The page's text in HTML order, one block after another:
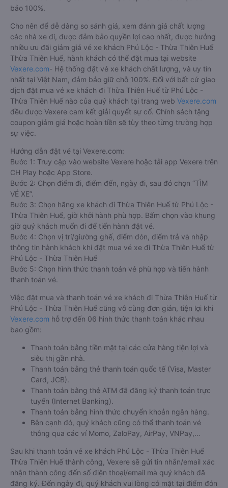
bảo 100%.
Cho nên để dễ dàng so sánh giá, xem đánh giá chất lượng
các nhà xe đi, được đảm bảo quyền lợi cao nhất, được hưởng
nhiều ưu đãi giảm giá vé xe khách Phú Lộc - Thừa Thiên Huế
Thừa Thiên Huế, hành khách có thể đặt mua tại website
Vexere.com- Hệ thống đặt vé xe khách chất lượng, và uy tín
nhất tại Việt Nam, đảm bảo giữ chỗ 100%. Đối với bất cứ giao
dịch đặt mua vé xe khách đi Thừa Thiên Huế từ Phú Lộc -
Thừa Thiên Huế nào của quý khách tại trang web Vexere.com
đều được Vexere cam kết giải quyết sự cố. Chính sách tặng
coupon giảm giá hoặc hoàn tiền sẽ tùy theo từng trường hợp
sự việc.
Hướng dẫn đặt vé tại Vexere.com:
Bước 1: Truy cập vào website Vexere hoặc tải app Vexere trên
CH Play hoặc App Store.
Bước 2: Chọn điểm đi, điểm đến, ngày đi, sau đó chọn “TÌM
VÉ XE”.
Bước 3: Chọn hãng xe khách đi Thừa Thiên Huế từ Phú Lộc -
Thừa Thiên Huế, giờ khởi hành phù hợp. Bấm chọn vào khung
giờ quý khách muốn đi để tiến hành đặt vé.
Bước 4: Chọn vị trí/giường ghế, điểm đón, điểm trả và nhập
thông tin hành khách khi đặt mua vé xe đi Thừa Thiên Huế từ
Phú Lộc - Thừa Thiên Huế
Bước 5: Chọn hình thức thanh toán vé phù hợp và tiến hành
thanh toán vé.
Việc đặt mua và thanh toán vé xe khách đi Thừa Thiên Huế từ
Phú Lộc - Thừa Thiên Huế cũng vô cùng đơn giản, tiện lợi khi
Vexere.com hỗ trợ đến 06 hình thức thanh toán khác nhau
bao gồm:
Thanh toán bằng tiền mặt tại các cửa hàng tiện lợi và
siêu thị gần nhà.
Thanh toán bằng thẻ thanh toán quốc tế (Visa, Master
Card, JCB).
Thanh toán bằng thẻ ATM đã đăng ký thanh toán trực
tuyến (Internet Banking).
Thanh toán bằng hình thức chuyển khoản ngân hàng.
Bên cạnh đó, quý khách cũng có thể thanh toán vé
thông qua các ví Momo, ZaloPay, AirPay, VNPay,…
Sau khi thanh toán vé xe khách Phú Lộc - Thừa Thiên Huế
Thừa Thiên Huế thành công, Vexere sẽ gửi tin nhắn/email xác
nhận thành công đến số điện thoại/email mà quý khách đã
đăng ký. Đến ngày đi, quý khách vui lòng có mặt tại điểm đón